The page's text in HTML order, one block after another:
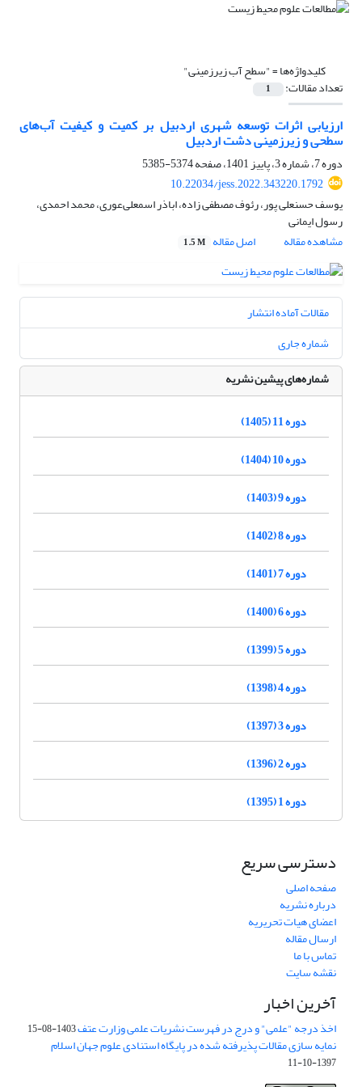
کلیدواژه‌ها ="سطح آب زیرزمینی"
تعداد مقالات: 1
ارزیابی اثرات توسعه شهری اردبیل بر کمیت و کیفیت آب‌های
سطحی و زیرزمینی دشت اردبیل
دوره 7، شماره 3، پاییز 1401، صفحه
5374-5385
10.22034/jess.2022.343220.1792
یوسف حسنعلی پور، رئوف مصطفی زاده، اباذر اسمعلی‌عوری، محمد احمدی،
رسول ایمانی
مشاهده مقاله
اصل مقاله 1.5 M
مقالات آماده انتشار
شماره جاری
شماره‌های پیشین نشریه
دوره 11 (1405)
دوره 10 (1404)
دوره 9 (1403)
دوره 8 (1402)
دوره 7 (1401)
دوره 6 (1400)
دوره 5 (1399)
دوره 4 (1398)
دوره 3 (1397)
دوره 2 (1396)
دوره 1 (1395)
دسترسی سریع
صفحه اصلی
درباره نشریه
اعضای هیات تحریریه
ارسال مقاله
تماس با ما
نقشه سایت
آخرین اخبار
اخذ درجه "علمی" و درج در فهرست نشریات علمی وزارت عتف1403-08-15
نمایه سازی مقالات پذیرفته شده در پایگاه استنادی علوم جهان اسلام
1397-10-11